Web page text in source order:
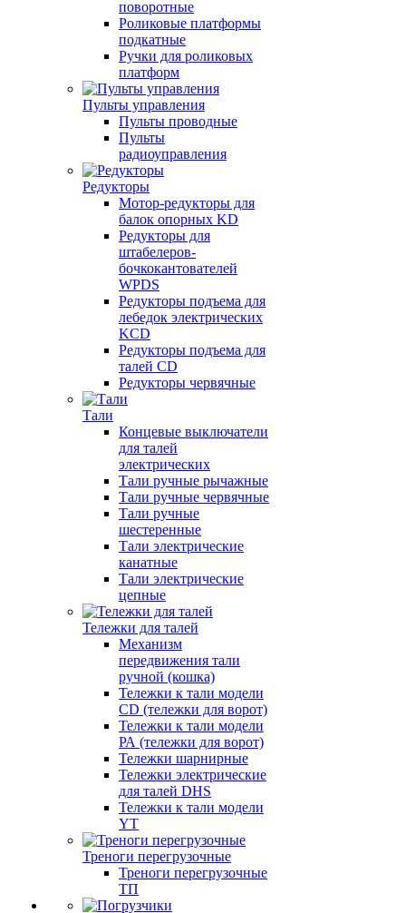
поворотные
Роликовые платформы
подкатные
Ручки для роликовых
платформ
Пульты управления
Пульты проводные
Пульты
радиоуправления
Редукторы
Мотор-редукторы для
балок опорных KD
Редукторы для
штабелеров-
бочкокантователей
WPDS
Редукторы подъема для
лебедок электрических
KCD
Редукторы подъема для
талей CD
Редукторы червячные
Тали
Концевые выключатели
для талей
электрических
Тали ручные рычажные
Тали ручные червячные
Тали ручные
шестеренные
Тали электрические
канатные
Тали электрические
цепные
Тележки для талей
Механизм
передвижения тали
ручной (кошка)
Тележки к тали модели
CD (тележки для ворот)
Тележки к тали модели
РА (тележки для ворот)
Тележки шарнирные
Тележки электрические
для талей DHS
Тележки к тали модели
YT
Треноги перегрузочные
Треноги перегрузочные
ТП